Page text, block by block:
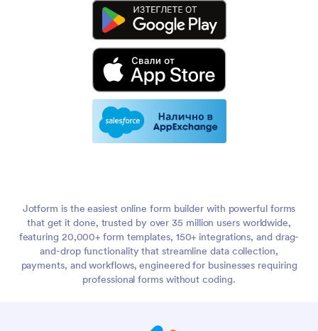
Jotform is the easiest online form builder with powerful forms
that get it done, trusted by over 35 million users worldwide,
featuring 20,000+ form templates, 150+ integrations, and drag-
and-drop functionality that streamline data collection,
payments, and workflows, engineered for businesses requiring
professional forms without coding.